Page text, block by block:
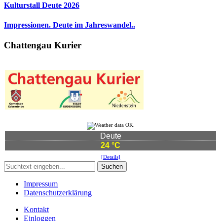
Kulturstall Deute 2026
Impressionen. Deute im Jahreswandel..
Chattengau Kurier
Deute
24 °C
[Details]
Suchen
Impressum
Datenschutzerklärung
Kontakt
Einloggen